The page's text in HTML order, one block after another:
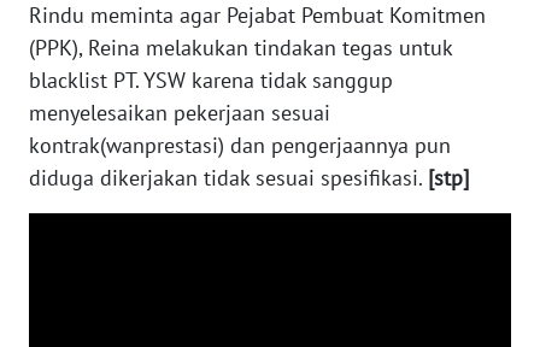
Rindu meminta agar Pejabat Pembuat Komitmen
(PPK), Reina melakukan tindakan tegas untuk
blacklist PT. YSW karena tidak sanggup
menyelesaikan pekerjaan sesuai
kontrak(wanprestasi) dan pengerjaannya pun
diduga dikerjakan tidak sesuai spesifikasi. [stp]
WN
JATIM
WN